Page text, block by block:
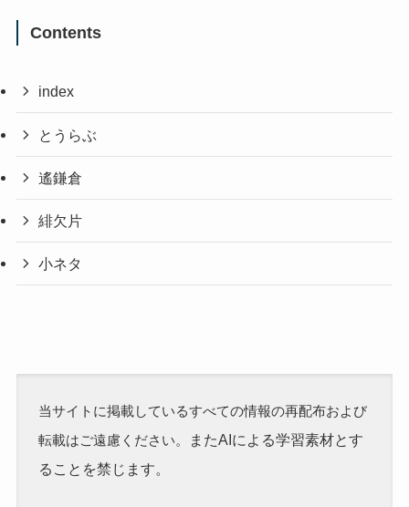
Contents
index
とうらぶ
遙鎌倉
緋欠片
小ネタ
当サイトに掲載しているすべての情報の再配布および
転載はご遠慮ください。
またAIによる学習素材とす
ることを禁じます。